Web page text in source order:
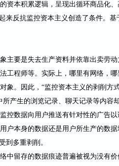
资本积累逻辑，呈现出循环商品化
来反抗监控资本主义创造了条件。
主要是失去生产资料并依靠出卖劳
工程师等。实际上，哪里有网络，
象。因此，“监控资本主义的剥削方
产生的浏览记录、聊天记录等内容
控数据向用户推送有针对性的广告
户本身的数据还是用户所生产的数
到多重剥削。
中留存的数据痕迹普遍被视为没有